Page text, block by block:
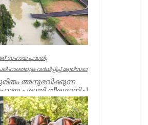
സഹായ പദ്ധതി;
വർ‌ധിപ്പിച്ച് മന്ത്രിസഭാ
അനുഭവിക്കുന്ന
പദ്ധതി തീരുമാനിച്ച്
കടകളിൽ ...